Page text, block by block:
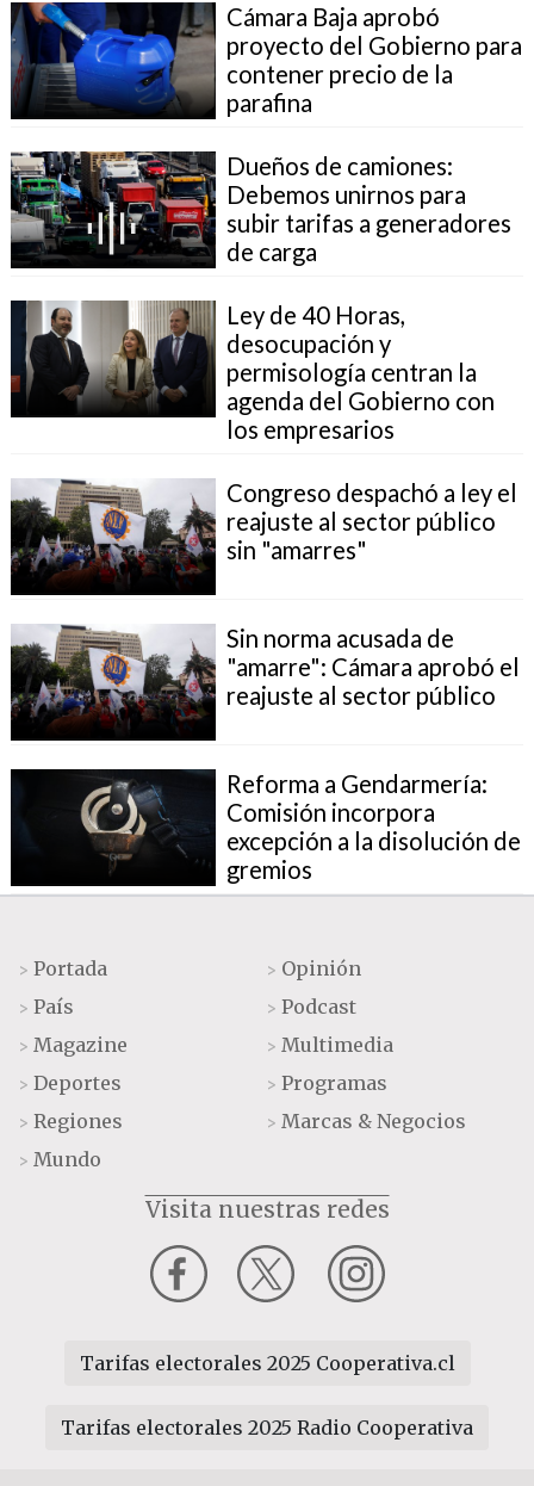
Cámara Baja aprobó
proyecto del Gobierno para
contener precio de la
parafina
Dueños de camiones:
Debemos unirnos para
subir tarifas a generadores
de carga
Ley de 40 Horas,
desocupación y
permisología centran la
agenda del Gobierno con
los empresarios
Congreso despachó a ley el
reajuste al sector público
sin "amarres"
Sin norma acusada de
"amarre": Cámara aprobó el
reajuste al sector público
Reforma a Gendarmería:
Comisión incorpora
excepción a la disolución de
gremios
> Portada
> País
> Magazine
> Deportes
> Regiones
> Mundo
> Opinión
> Podcast
> Multimedia
> Programas
> Marcas & Negocios
Visita nuestras redes
Tarifas electorales 2025 Cooperativa.cl
Tarifas electorales 2025 Radio Cooperativa